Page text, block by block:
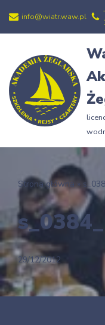
Przejdź
treści
info@wiatr.waw.pl
Strona główna»
29/12/2012